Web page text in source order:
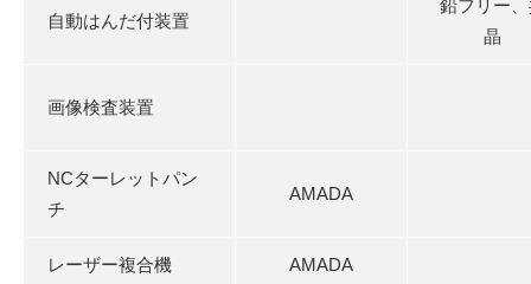
自動はんだ付装置
鉛フリー
晶
画像検査装置
NCターレットパン
チ
AMADA
レーザー複合機 AMADA